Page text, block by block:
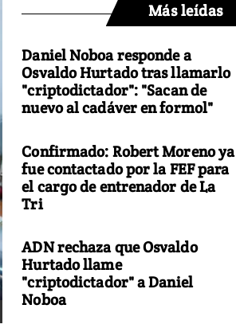
Más leídas
Daniel Noboa responde a
Osvaldo Hurtado tras llamarlo
"criptodictador": "Sacan de
nuevo al cadáver en formol"
Confirmado: Robert Moreno ya
fue contactado por la FEF para
el cargo de entrenador de La
Tri
ADN rechaza que Osvaldo
Hurtado llame
"criptodictador" a Daniel
Noboa